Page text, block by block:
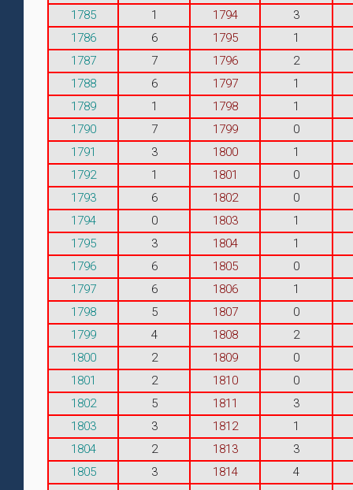
1785
1 1794
3
1786
6 1795
1
1787
7 1796
2
1788
6 1797
1
1789
1 1798
1
1790
7 1799
0
1791
3 1800
1
1792
1 1801
0
1793
6 1802
0
1794
0 1803
1
1795
3 1804
1
1796
6 1805
0
1797
6 1806
1
1798
5 1807
0
1799
4 1808
2
1800
2 1809
0
1801
2 1810
0
1802
5 1811
3
1803
3 1812
1
1804
2 1813
3
1805
3 1814
4